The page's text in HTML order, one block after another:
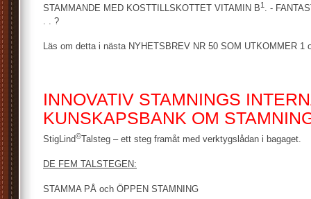
STAMMANDE MED KOSTTILLSKOTTET VITAMIN B1 . -
. . ?
Läs om detta i nästa NYHETSBREV NR 50 SOM UTKOMMER 1
INNOVATIV STAMNINGS
KUNSKAPSBANK OM
StigLind©Talsteg – ett steg framåt med verktygslådan i bagaget.
DE FEM TALSTEGEN:
STAMMA PÅ och ÖPPEN STAMNING